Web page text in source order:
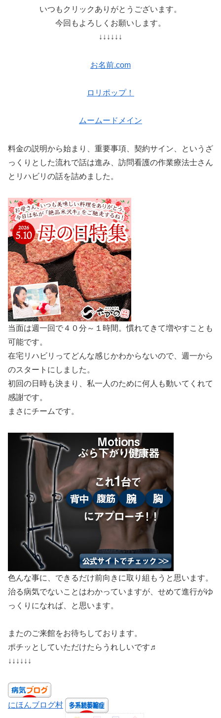
いつもクリックありがとうございます。
今回もよろしくお願いします。
↓↓↓↓↓↓
お名前.com
ロリポップ！
ムームードメイン
料金の説明から始まり、重要事項、契約サイン、というざ
っくりとした流れで話は進み、訪問看護の作業療法士さん
とリハビリの話を詰めました。
当面は週一回で４０分～１時間。慣れてきて増やすことも
可能です。
在宅リハビリってどんな感じかわからないので、週一から
のスタートにしました。
初回の日時も決まり、私一人のために何人も動いてくれて
感謝です。
まさにチームです。
色んな事に、できるだけ前向きに取り組もうと思います。
治る病気でないことはわかっていますが、せめて進行がゆ
っくりになれば、と思います。
またのご来館をお待ちしております。
ポチッとしていただけたらうれしいです♬
↓↓↓↓↓↓
にほんブログ村